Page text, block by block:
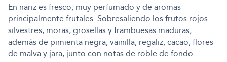
En nariz es fresco, muy perfumado y de aromas
principalmente frutales. Sobresaliendo los frutos rojos
silvestres, moras, grosellas y frambuesas maduras;
además de pimienta negra, vainilla, regaliz, cacao, flores
de malva y jara, junto con notas de roble de fondo.